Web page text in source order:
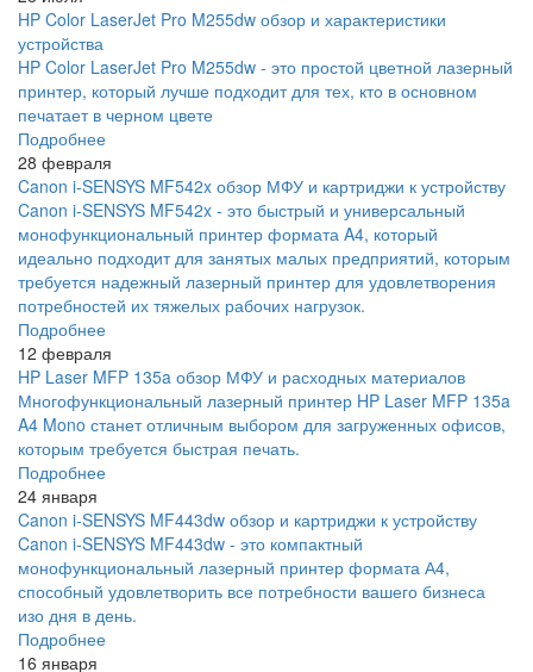
HP Color LaserJet Pro M255dw обзор и характеристики
устройства
HP Color LaserJet Pro M255dw - это простой цветной лазерный
принтер, который лучше подходит для тех, кто в основном
печатает в черном цвете
Подробнее
28 февраля
Canon i-SENSYS MF542x обзор МФУ и картриджи к устройству
Canon i-SENSYS MF542x - это быстрый и универсальный
монофункциональный принтер формата A4, который
идеально подходит для занятых малых предприятий, которым
требуется надежный лазерный принтер для удовлетворения
потребностей их тяжелых рабочих нагрузок.
Подробнее
12 февраля
HP Laser MFP 135a обзор МФУ и расходных материалов
Многофункциональный лазерный принтер HP Laser MFP 135a
A4 Mono станет отличным выбором для загруженных офисов,
которым требуется быстрая печать.
Подробнее
24 января
Canon i-SENSYS MF443dw обзор и картриджи к устройству
Canon i-SENSYS MF443dw - это компактный
монофункциональный лазерный принтер формата А4,
способный удовлетворить все потребности вашего бизнеса
изо дня в день.
Подробнее
16 января